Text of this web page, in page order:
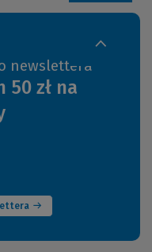
newslettera
zł na